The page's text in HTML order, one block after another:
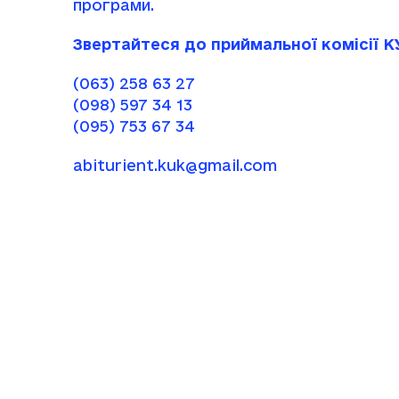
програми.
Звертайтеся до приймальної комісії
(063) 258 63 27
(098) 597 34 13
(095) 753 67 34
abiturient.kuk@gmail.com